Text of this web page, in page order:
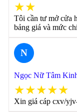
★★
Tôi cần tư mở cửa
bảng giá và mức
N
Ngọc Nữ Tâm
★★★★★
Xin giá cáp cxv/